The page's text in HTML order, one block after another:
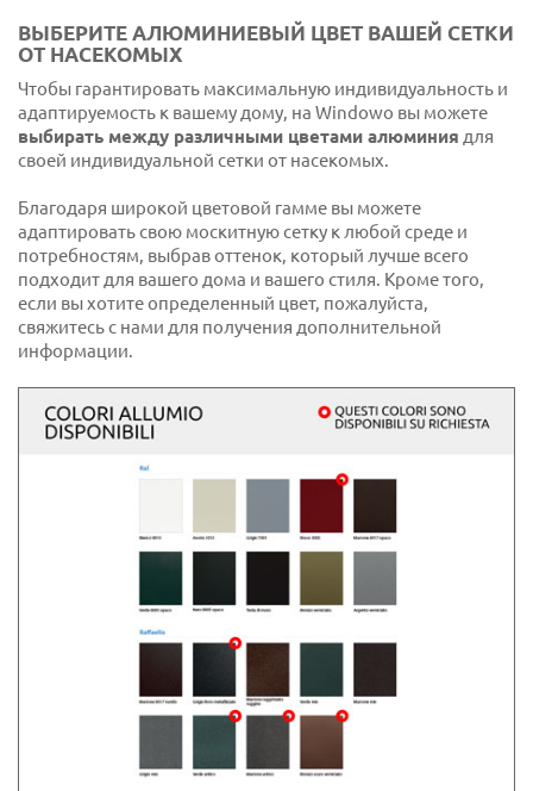
ВЫБЕРИТЕ АЛЮМИНИЕВЫЙ ЦВЕТ ВАШЕЙ СЕТКИ
ОТ НАСЕКОМЫХ
Чтобы гарантировать максимальную индивидуальность и
адаптируемость к вашему дому, на Windowo вы можете
выбирать между различными цветами алюминия для
своей индивидуальной сетки от насекомых.
Благодаря широкой цветовой гамме вы можете
адаптировать свою москитную сетку к любой среде и
потребностям, выбрав оттенок, который лучше всего
подходит для вашего дома и вашего стиля. Кроме того,
если вы хотите определенный цвет, пожалуйста,
свяжитесь с нами для получения дополнительной
информации.